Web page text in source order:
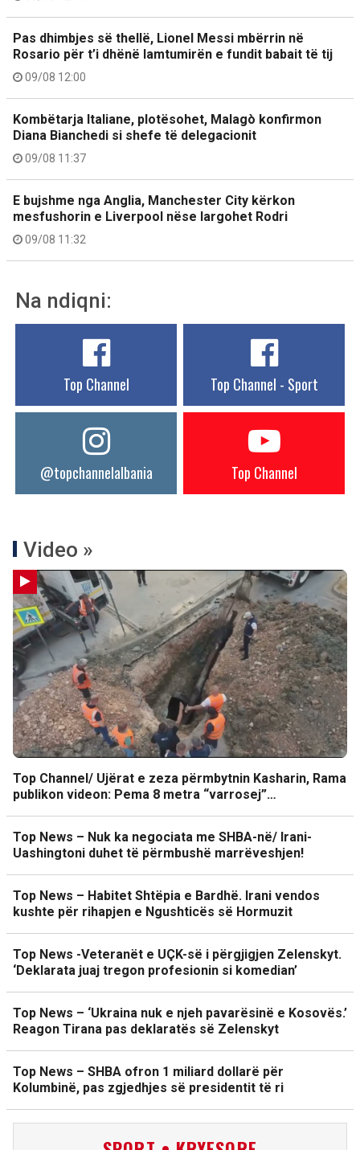
Pas dhimbjes së thellë, Lionel Messi mbërrin në
Rosario për t’i dhënë lamtumirën e fundit babait të tij
09/08 12:00
Kombëtarja Italiane, plotësohet, Malagò konfirmon
Diana Bianchedi si shefe të delegacionit
09/08 11:37
E bujshme nga Anglia, Manchester City kërkon
mesfushorin e Liverpool nëse largohet Rodri
09/08 11:32
Na ndiqni:
Top Channel Top Channel - Sport
@topchannelalbania Top Channel
Video »
Top Channel/ Ujërat e zeza përmbytnin Kasharin, Rama
publikon videon: Pema 8 metra “varrosej”…
Top News – Nuk ka negociata me SHBA-në/ Irani-
Uashingtoni duhet të përmbushë marrëveshjen!
Top News – Habitet Shtëpia e Bardhë. Irani vendos
kushte për rihapjen e Ngushticës së Hormuzit
Top News -Veteranët e UÇK-së i përgjigjen Zelenskyt.
‘Deklarata juaj tregon profesionin si komedian’
Top News – ‘Ukraina nuk e njeh pavarësinë e Kosovës.’
Reagon Tirana pas deklaratës së Zelenskyt
Top News – SHBA ofron 1 miliard dollarë për
Kolumbinë, pas zgjedhjes së presidentit të ri